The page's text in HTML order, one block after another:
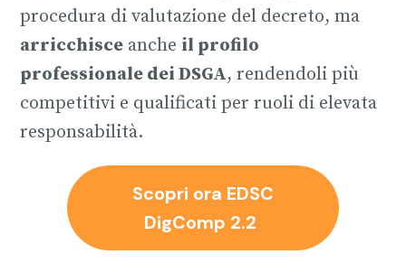
procedura di valutazione del decreto, ma
arricchisce anche il profilo
professionale dei DSGA, rendendoli più
competitivi e qualificati per ruoli di elevata
responsabilità.
Scopri ora EDSC
DigComp 2.2